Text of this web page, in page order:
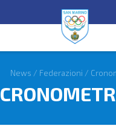
News / Federazioni /